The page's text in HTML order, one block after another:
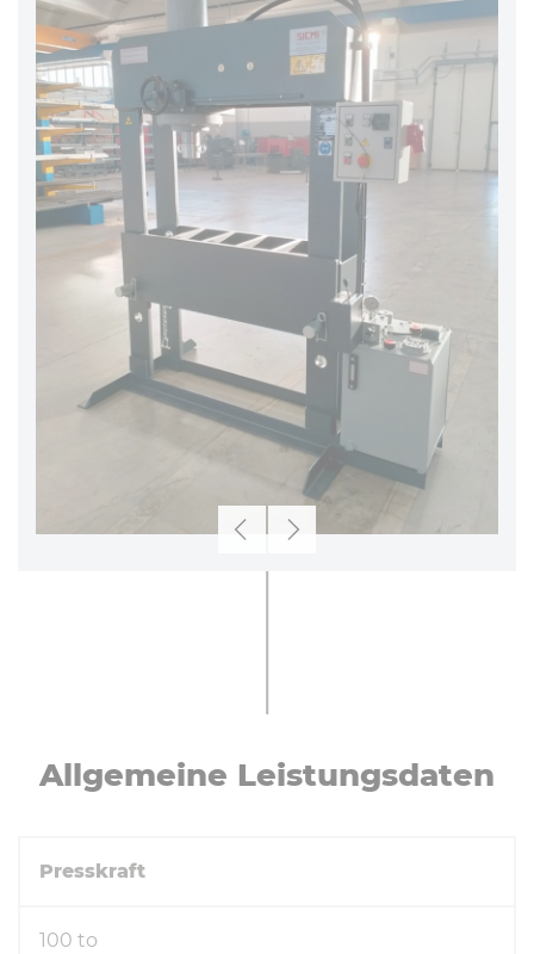
ZurückWeiter
All­ge­mei­ne Leis­tungs­da­ten
Presskraft
100 to